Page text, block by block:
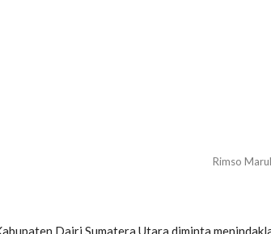
Rimso
Dairi Sumatera Utara diminta